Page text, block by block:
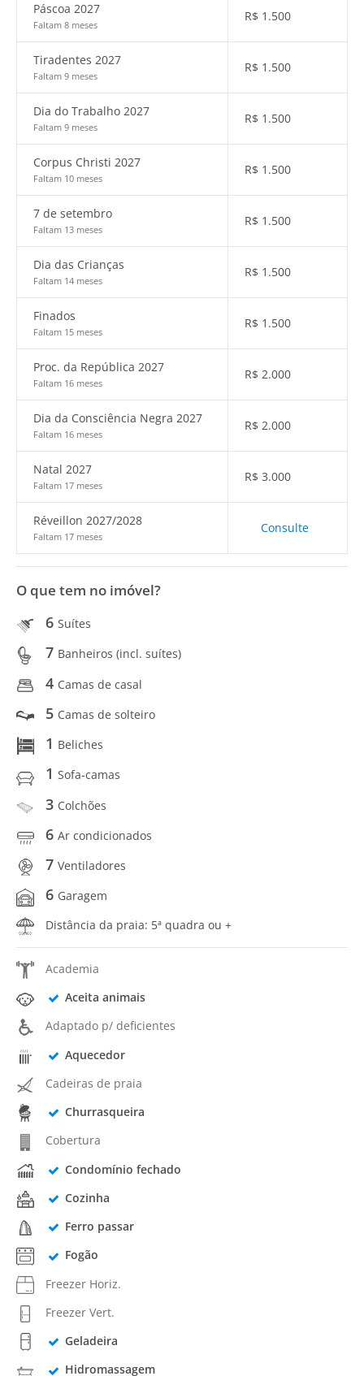
Páscoa 2027
Faltam 8 meses
R$ 1.500
Tiradentes 2027
Faltam 9 meses
R$ 1.500
Dia do Trabalho 2027
Faltam 9 meses
R$ 1.500
Corpus Christi 2027
Faltam 10 meses
R$ 1.500
7 de setembro
Faltam 13 meses
R$ 1.500
Dia das Crianças
Faltam 14 meses
R$ 1.500
Finados
Faltam 15 meses
R$ 1.500
Proc. da República 2027
Faltam 16 meses
R$ 2.000
Dia da Consciência Negra 2027
Faltam 16 meses
R$ 2.000
Natal 2027
Faltam 17 meses
R$ 3.000
Réveillon 2027/2028
Faltam 17 meses
Consulte
O que tem no imóvel?
6 Suítes
7 Banheiros (incl. suítes)
4 Camas de casal
5 Camas de solteiro
1 Beliches
1 Sofa-camas
3 Colchões
6 Ar condicionados
7 Ventiladores
6 Garagem
Distância da praia: 5ª quadra ou +
Academia
Aceita animais
Adaptado p/ deficientes
Aquecedor
Cadeiras de praia
Churrasqueira
Cobertura
Condomínio fechado
Cozinha
Ferro passar
Fogão
Freezer Horiz.
Freezer Vert.
Geladeira
Hidromassagem